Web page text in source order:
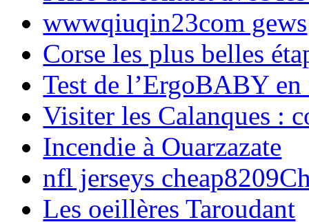
wwwqiuqin23com gews
Corse les plus belles
Test de l’ErgoBABY en
Visiter les Calanques :
Incendie à Ouarzazate
nfl jerseys
Les oeillères Taroudant